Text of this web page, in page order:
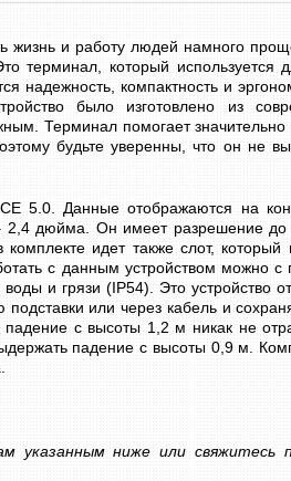
БАНКНОТ DOCASH 3000 SD
7 600 грн Уточнюйте
жизнь и работу людей намного
терминал, который используется
надежность, компактность и
было изготовлено из
Терминал помогает значительно
будьте уверенны, что он не
5.0. Данные отображаются на
– 2,4 дюйма. Он имеет разрешение
идет также слот, который
с данным устройством можно
и грязи (IP54). Это устройство
или через кабель и
падение с высоты 1,2 м никак не
падение с высоты 0,9 м.
указанным ниже или свяжитесь